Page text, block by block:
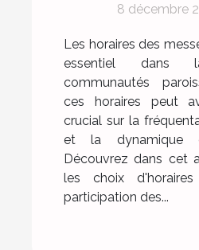
paroissiens ?
8 décembre
Les horaires des
essentiel
communautés
ces horaires peut
crucial sur la
et la dynamique
Découvrez dans cet
les choix
participation des...